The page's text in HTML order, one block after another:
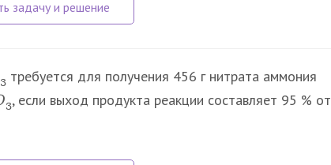
3 требуется для получения 456 г нитрата аммония
3, если выход продукта реакции составляет 95 % от